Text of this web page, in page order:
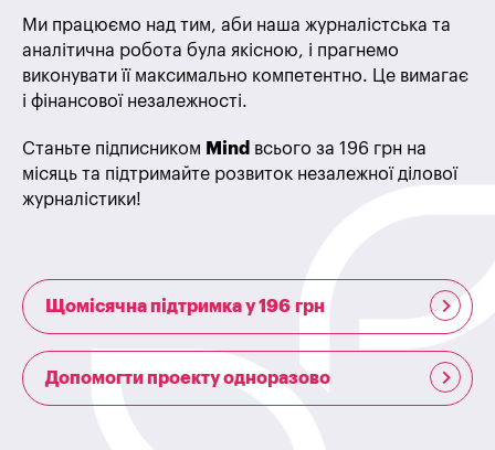
Ми працюємо над тим, аби наша журналістська та
аналітична робота була якісною, і прагнемо
виконувати її максимально компетентно. Це вимагає
і фінансової незалежності.
Станьте підписником Mind всього за 196 грн на
місяць та підтримайте розвиток незалежної ділової
журналістики!
Щомісячна підтримка у 196 грн
Допомогти проекту одноразово